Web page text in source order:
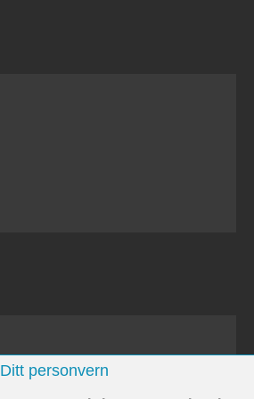
Ditt personvern